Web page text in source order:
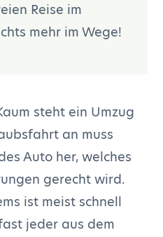
Reise im
mehr im Wege!
steht ein Umzug
an muss
Auto her, welches
gerecht wird.
ist meist schnell
jeder aus dem